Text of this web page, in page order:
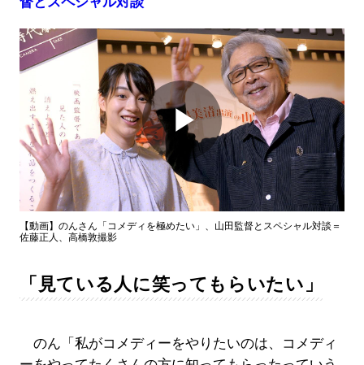
Play
Video
【動画】のんさん「コメディを極めたい」、山田監督とスペシャル対談＝
佐藤正人、高橋敦撮影
「見ている人に笑ってもらいたい」
のん「私がコメディーをやりたいのは、コメディ